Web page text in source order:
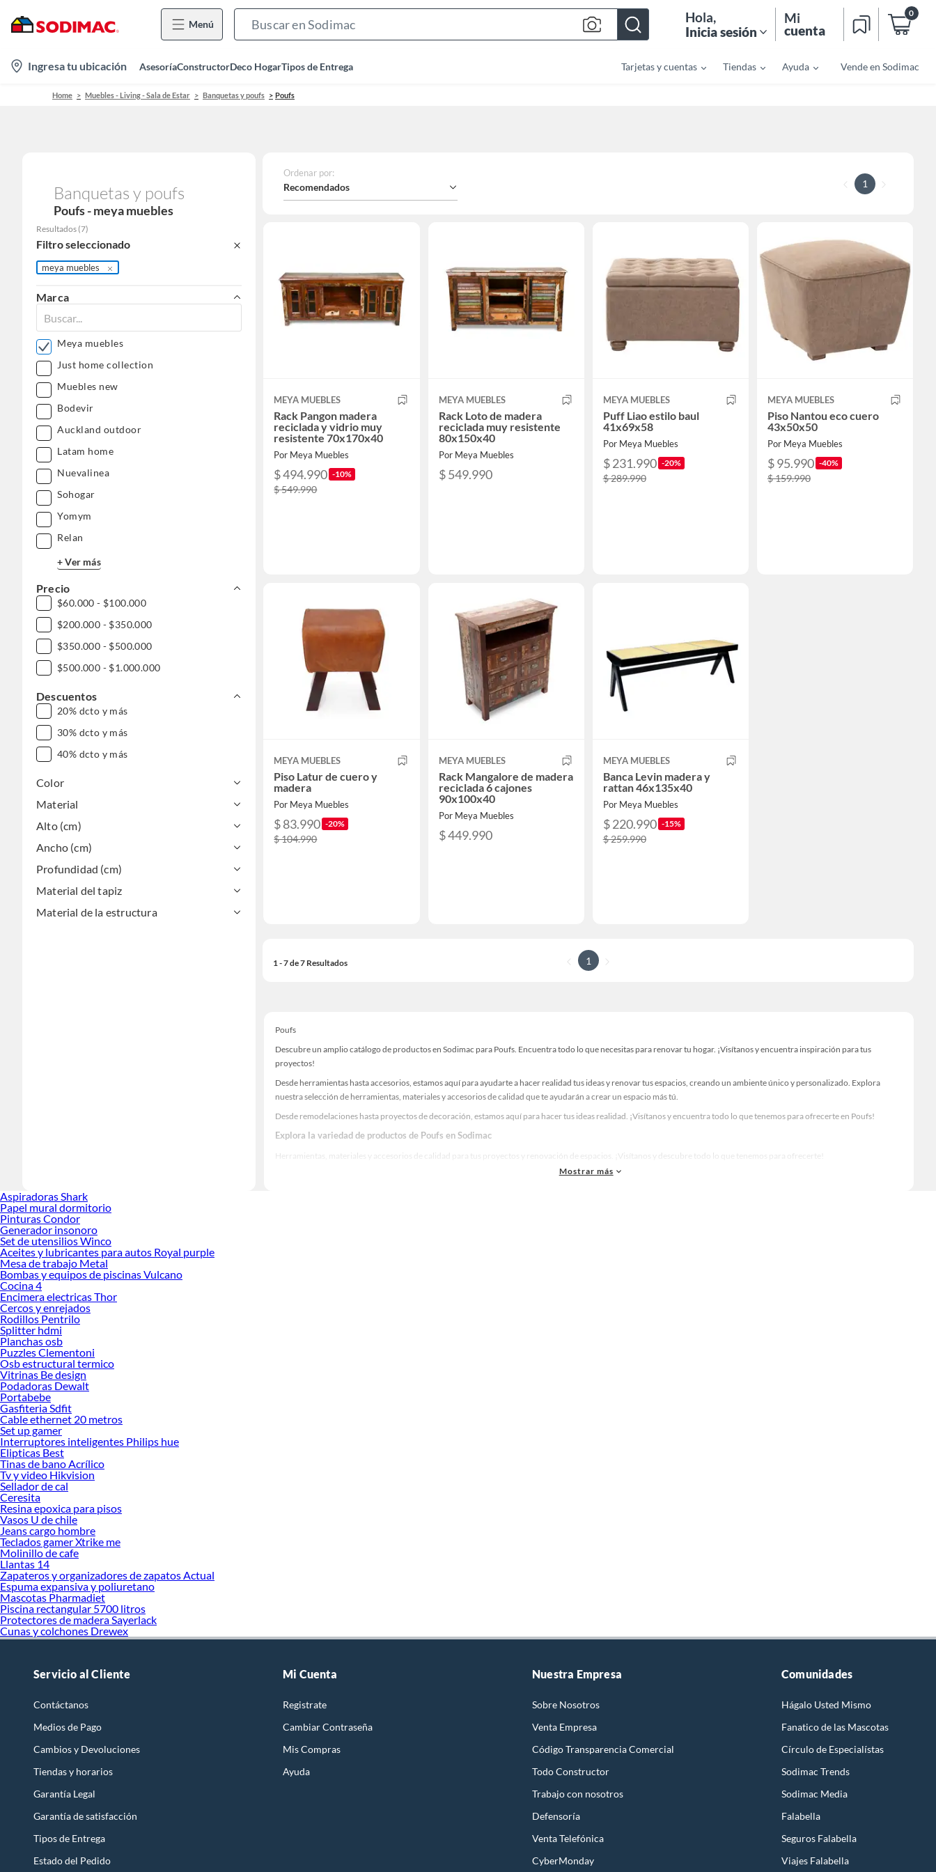
Menú
Bar
Hola,
Inicia sesión
Mi
cuenta
0
location-
icon
Ingresa tu ubicación AsesoríaConstructorDeco HogarTipos de Entrega Tarjetas y cuentas Tiendas Ayuda Vende en Sodimac
Home Muebles - Living - Sala de Estar Banquetas y poufs Poufs
Banquetas y poufs
Poufs - meya muebles
Resultados (7)
Filtro seleccionado
meya muebles
Marca
Meya muebles
Just home collection
Muebles new
Bodevir
Auckland outdoor
Latam home
Nuevalinea
Sohogar
Yomym
Relan
+ Ver más
Precio
$60.000 - $100.000
$200.000 - $350.000
$350.000 - $500.000
$500.000 - $1.000.000
Descuentos
20% dcto y más
30% dcto y más
40% dcto y más
Color
Material
Alto (cm)
Ancho (cm)
Profundidad (cm)
Material del tapiz
Material de la estructura
Ordenar por:
Recomendados 1
MEYA MUEBLES
Rack Pangon madera
reciclada y vidrio muy
resistente 70x170x40
Por Meya Muebles
$ 494.990 -10%
$ 549.990
MEYA MUEBLES
Rack Loto de madera
reciclada muy resistente
80x150x40
Por Meya Muebles
$ 549.990
MEYA MUEBLES
Puff Liao estilo baul
41x69x58
Por Meya Muebles
$ 231.990 -20%
$ 289.990
MEYA MUEBLES
Piso Nantou eco cuero
43x50x50
Por Meya Muebles
$ 95.990 -40%
$ 159.990
MEYA MUEBLES
Piso Latur de cuero y
madera
Por Meya Muebles
$ 83.990 -20%
$ 104.990
MEYA MUEBLES
Rack Mangalore de madera
reciclada 6 cajones
90x100x40
Por Meya Muebles
$ 449.990
MEYA MUEBLES
Banca Levin madera y
rattan 46x135x40
Por Meya Muebles
$ 220.990 -15%
$ 259.990
1 - 7 de 7 Resultados 1
Poufs
Descubre un amplio catálogo de productos en Sodimac para Poufs. Encuentra todo lo que necesitas para renovar tu hogar. ¡Visítanos y encuentra inspiración para tus
proyectos!
Desde herramientas hasta accesorios, estamos aquí para ayudarte a hacer realidad tus ideas y renovar tus espacios, creando un ambiente único y personalizado. Explora
nuestra selección de herramientas, materiales y accesorios de calidad que te ayudarán a crear un espacio más tú.
Desde remodelaciones hasta proyectos de decoración, estamos aquí para hacer tus ideas realidad. ¡Visítanos y encuentra todo lo que tenemos para ofrecerte en Poufs!
Explora la variedad de productos de Poufs en Sodimac
Herramientas, materiales y accesorios de calidad para tus proyectos y renovación de espacios. ¡Visítanos y descubre todo lo que tenemos para ofrecerte!
Encuentra una amplia variedad de productos de Poufs en Sodimac. Encuentra todo lo necesario para tus proyectos de renovación y decoración. ¡Visítanos y haz tus ideas
Mostrar más
Aspiradoras Shark
Papel mural dormitorio
Pinturas Condor
Generador insonoro
Set de utensilios Winco
Aceites y lubricantes para autos Royal purple
Mesa de trabajo Metal
Bombas y equipos de piscinas Vulcano
Cocina 4
Encimera electricas Thor
Cercos y enrejados
Rodillos Pentrilo
Splitter hdmi
Planchas osb
Puzzles Clementoni
Osb estructural termico
Vitrinas Be design
Podadoras Dewalt
Portabebe
Gasfiteria Sdfit
Cable ethernet 20 metros
Set up gamer
Interruptores inteligentes Philips hue
Elipticas Best
Tinas de bano Acrílico
Tv y video Hikvision
Sellador de cal
Ceresita
Resina epoxica para pisos
Vasos U de chile
Jeans cargo hombre
Teclados gamer Xtrike me
Molinillo de cafe
Llantas 14
Zapateros y organizadores de zapatos Actual
Espuma expansiva y poliuretano
Mascotas Pharmadiet
Piscina rectangular 5700 litros
Protectores de madera Sayerlack
Cunas y colchones Drewex
Servicio al Cliente
Contáctanos
Medios de Pago
Cambios y Devoluciones
Tiendas y horarios
Garantía Legal
Garantía de satisfacción
Tipos de Entrega
Estado del Pedido
Mi Cuenta
Registrate
Cambiar Contraseña
Mis Compras
Ayuda
Nuestra Empresa
Sobre Nosotros
Venta Empresa
Código Transparencia Comercial
Todo Constructor
Trabajo con nosotros
Defensoría
Venta Telefónica
CyberMonday
Comunidades
Hágalo Usted Mismo
Fanatico de las Mascotas
Círculo de Especialístas
Sodimac Trends
Sodimac Media
Falabella
Seguros Falabella
Viajes Falabella